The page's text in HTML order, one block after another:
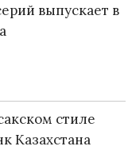
выпускает в
стиле
Казахстана